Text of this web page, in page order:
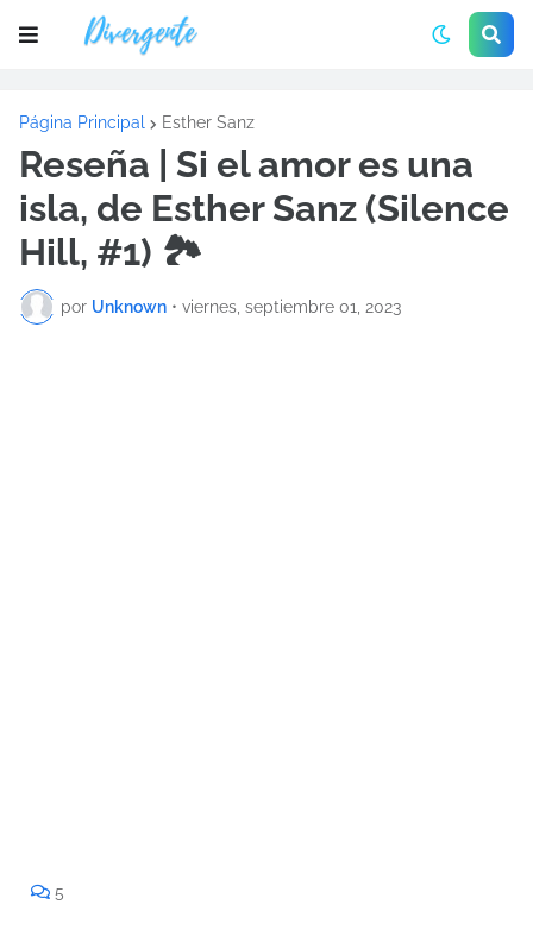
Página Principal Esther Sanz
Reseña | Si el amor es una
isla, de Esther Sanz (Silence
Hill, #1) 🏞️
por Unknown • viernes, septiembre 01, 2023
5